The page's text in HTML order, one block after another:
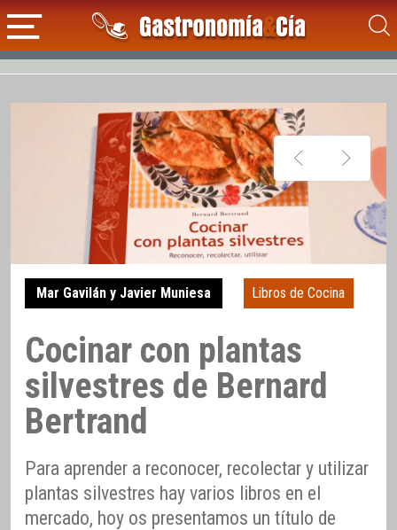
Mar Gavilán y Javier Muniesa Libros de Cocina
Cocinar con plantas
silvestres de Bernard
Bertrand
Para aprender a reconocer, recolectar y utilizar
plantas silvestres hay varios libros en el
mercado, hoy os presentamos un título de